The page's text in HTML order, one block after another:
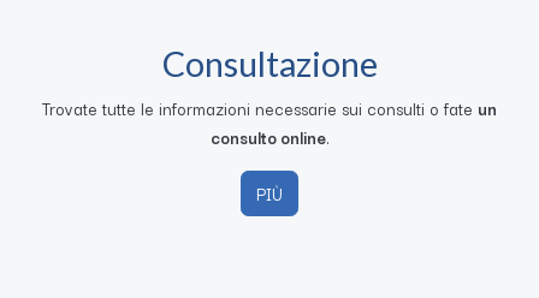
Consultazione
Trovate tutte le informazioni necessarie sui consulti o fate un
consulto online.
PIÙ